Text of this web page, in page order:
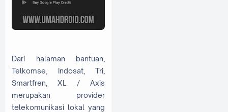
Dari halaman bantuan,
Telkomse, Indosat, Tri,
Smartfren, XL / Axis
merupakan provider
telekomunikasi lokal yang